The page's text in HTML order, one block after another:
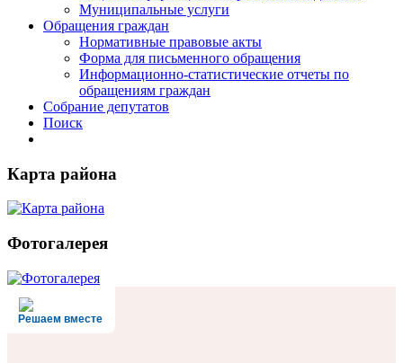
Муниципальные услуги
Обращения граждан
Нормативные правовые акты
Форма для письменного обращения
Информационно-статистические отчеты по
обращениям граждан
Собрание депутатов
Поиск
Карта района
Фотогалерея
Решаем вместе